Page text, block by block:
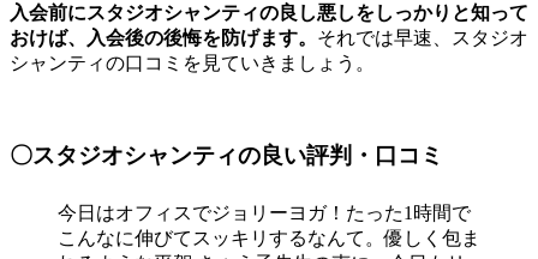
入会前にスタジオシャンティの良し悪しをしっかりと知って
おけば、入会後の後悔を防げます。 それでは早速、スタジオ
シャンティの口コミを見ていきましょう。
〇スタジオシャンティの良い評判・口コミ
今日はオフィスでジョリーヨガ！たった1時間で
こんなに伸びてスッキリするなんて。優しく包ま